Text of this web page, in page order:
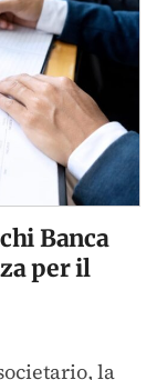
Banca
per il
la